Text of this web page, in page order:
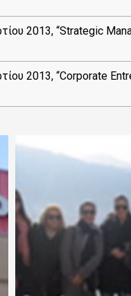
2013, “Strategic
2013, “Corporate